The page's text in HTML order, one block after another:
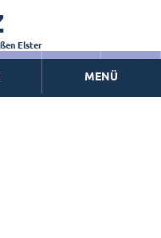
Christian Thieme
Elster
MENÜ